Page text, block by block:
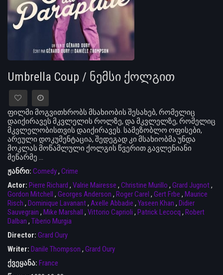
Umbrella Coup / ნემსი ქოლგით
ფილმი მოგვითხრობს მსახიობის შესახებ, რომელიც
დაიქირავეს მკვლელის როლზე, და მკვლელზე, რომელიც
მკვლელობისთვის დაიქირავეს. სამეზობლო ოფისები,
არეული დოკუმენტაცია, შედეგად კი მსახიობმა უნდა
მოკლას მოწამლული ქოლგის წვერით გავლენიანი
მეწარმე ...
ჟანრი: Comedy, Crime
Actor: Pierre Richard , Valrie Mairesse , Christine Murillo , Grard Jugnot,
Gordon Mitchell , Georges Anderson , Roger Carel , Gert Frbe , Maurice
Risch , Dominique Lavanant, Axelle Abbadie , Yaseen Khan , Didier
Sauvegrain , Mike Marshall , Vittorio Caprioli , Patrick Lecocq , Robert
Dalban , Tiberio Murgia
Director: Grard Oury
Writer: Danile Thompson , Grard Oury
ქვეყანა: France